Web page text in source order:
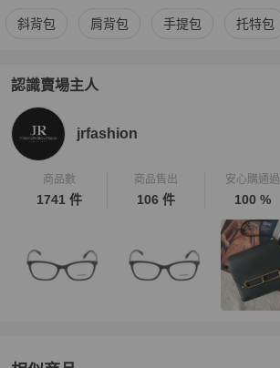
更多Chanel 女包相似商品推薦
斜背包 肩背包 手提包 托特包
認識賣場主人
PopChill 拍拍圈嚴選賣家
jrfashion
商品數
1741 件
商品售出
106 件
安心購通過
100 %